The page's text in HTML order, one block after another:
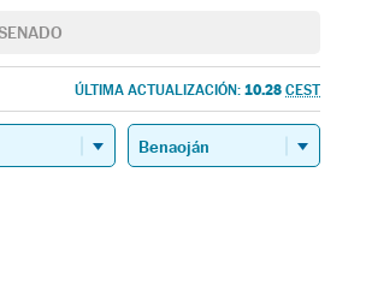
ÚLTIMA ACTUALIZACIÓN: 10.28 CEST